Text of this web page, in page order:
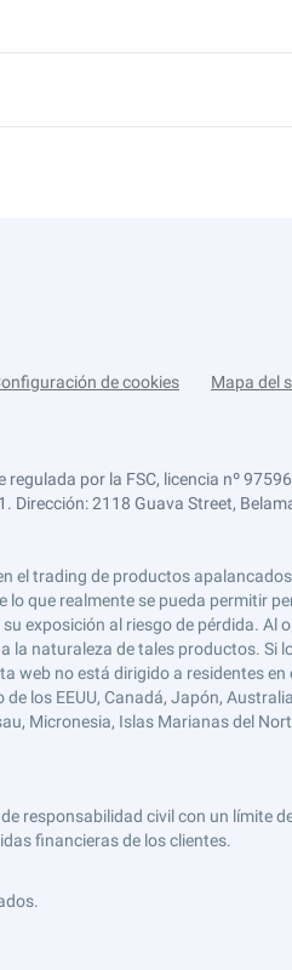
de cookies Mapa del
por la FSC, licencia nº
2118 Guava Street,
el trading de productos
que realmente se pueda permitir
exposición al riesgo de pérdida. Al
la naturaleza de tales productos.
web no está dirigido a residentes
los EEUU, Canadá, Japón,
Micronesia, Islas Marianas del
responsabilidad civil con un límite
financieras de los clientes.